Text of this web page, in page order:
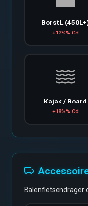
Borst L (450L+)
+12%% Cd
Kajak / Board
+18%% Cd
Balenfietsendrager